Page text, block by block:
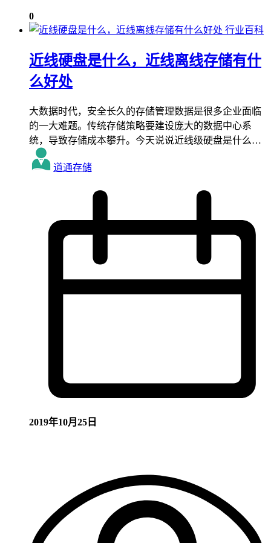
0
行业百科
近线硬盘是什么，近线离线存储有什
么好处
大数据时代，安全长久的存储管理数据是很多企业面临
的一大难题。传统存储策略要建设庞大的数据中心系
统，导致存储成本攀升。今天说说近线级硬盘是什么…
道通存储
2019年10月25日